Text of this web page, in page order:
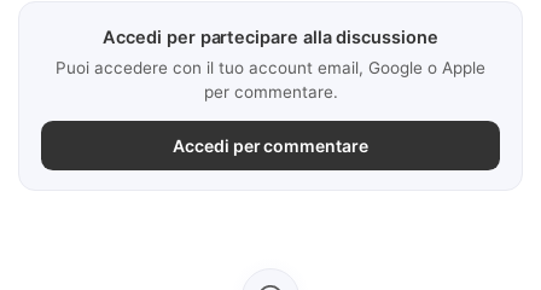
Accedi per partecipare alla discussione
Puoi accedere con il tuo account email, Google o Apple
per commentare.
Accedi per commentare